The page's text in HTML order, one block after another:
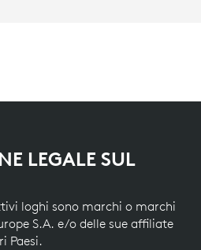
LEGALE SUL
loghi sono marchi o marchi
S.A. e/o delle sue affiliate
Paesi.